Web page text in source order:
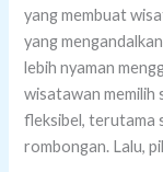
yang membuat
yang
lebih nyaman
wisatawan memilih
fleksibel, terutama
rombongan. Lalu,